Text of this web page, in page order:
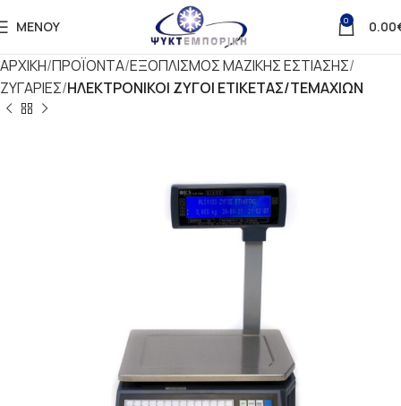
ΜΕΝΟΎ 0 0.00
ΑΡΧΙΚΗ ΠΡΟΪΟΝΤΑ ΕΞΟΠΛΙΣΜΟΣ ΜΑΖΙΚΗΣ ΕΣΤΙΑΣΗΣ
ΖΥΓΑΡΙΕΣ ΗΛΕΚΤΡΟΝΙΚΟΙ ΖΥΓΟΙ ΕΤΙΚΕΤΑΣ/ΤΕΜΑΧΙΩΝ